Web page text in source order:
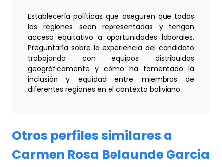
Establecería políticas que aseguren que todas
las regiones sean representadas y tengan
acceso equitativo a oportunidades laborales.
Preguntaría sobre la experiencia del candidato
trabajando con equipos distribuidos
geográficamente y cómo ha fomentado la
inclusión y equidad entre miembros de
diferentes regiones en el contexto boliviano.
Otros perfiles similares a
Carmen Rosa Belaunde Garcia